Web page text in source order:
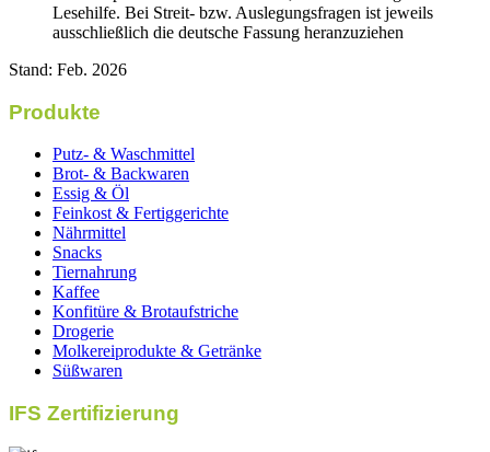
Lesehilfe. Bei Streit- bzw. Auslegungsfragen ist jeweils
ausschließlich die deutsche Fassung heranzuziehen
Stand: Feb. 2026
Produkte
Putz- & Waschmittel
Brot- & Backwaren
Essig & Öl
Feinkost & Fertiggerichte
Nährmittel
Snacks
Tiernahrung
Kaffee
Konfitüre & Brotaufstriche
Drogerie
Molkereiprodukte & Getränke
Süßwaren
IFS Zertifizierung